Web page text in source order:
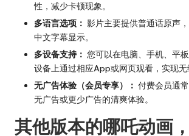
性，减少卡顿现象。
多语言选项： 影片主要提供普通话原声
中文字幕显示。
多设备支持： 您可以在电脑、手机、平
设备上通过相应App或网页观看，实现无
无广告体验（会员专享）： 付费会员通
无广告或更少广告的清爽体验。
其他版本的哪吒动画